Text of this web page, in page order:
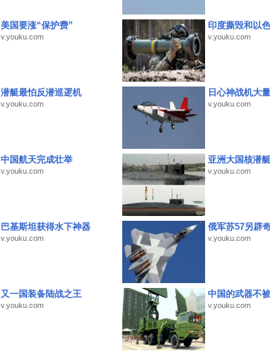
美国要涨“保护费”
v.youku.com
印度撕毁和以
v.youku.com
潜艇最怕反潜巡逻机
v.youku.com
日心神战机大
v.youku.com
中国航天完成壮举
v.youku.com
亚洲大国核潜
v.youku.com
巴基斯坦获得水下神器
v.youku.com
俄军苏57另辟
v.youku.com
又一国装备陆战之王
v.youku.com
中国的武器不
v.youku.com